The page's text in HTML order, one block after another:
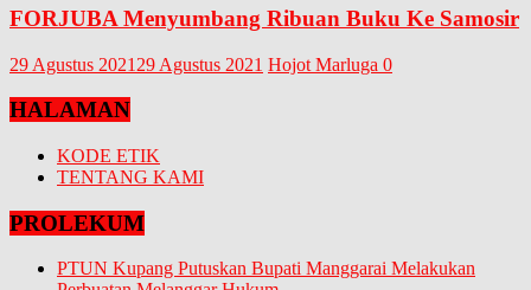
FORJUBA Menyumbang Ribuan Buku Ke Samosir
29 Agustus 2021 29 Agustus 2021 Hojot Marluga 0
HALAMAN
KODE ETIK
TENTANG KAMI
PROLEKUM
PTUN Kupang Putuskan Bupati Manggarai Melakukan